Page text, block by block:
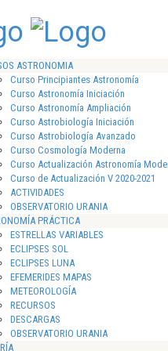
ASTRONOMIA
Curso Principiantes Astronomía
Curso Astronomía Iniciación
Curso Astronomía Ampliación
Curso Astrobiología Iniciación
Curso Astrobiología Avanzado
Curso Cosmología Moderna
Curso Actualización Astronomía
Curso de Actualización V 2020-2021
ACTIVIDADES
OBSERVATORIO URANIA
PRÁCTICA
ESTRELLAS VARIABLES
ECLIPSES SOL
ECLIPSES LUNA
EFEMERIDES MAPAS
METEOROLOGÍA
RECURSOS
DESCARGAS
OBSERVATORIO URANIA